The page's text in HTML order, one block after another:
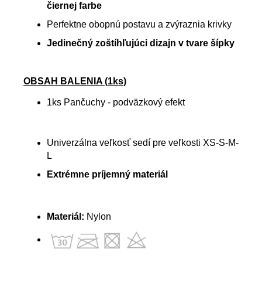
čiernej farbe
Perfektne obopnú postavu a zvýraznia krivky
Jedinečný zoštíhľujúci dizajn v tvare šípky
OBSAH BALENIA (1ks)
1ks Pančuchy - podväzkový efekt
Univerzálna veľkosť sedí pre veľkosti XS-S-M-
L
Extrémne príjemný materiál
Materiál: Nylon